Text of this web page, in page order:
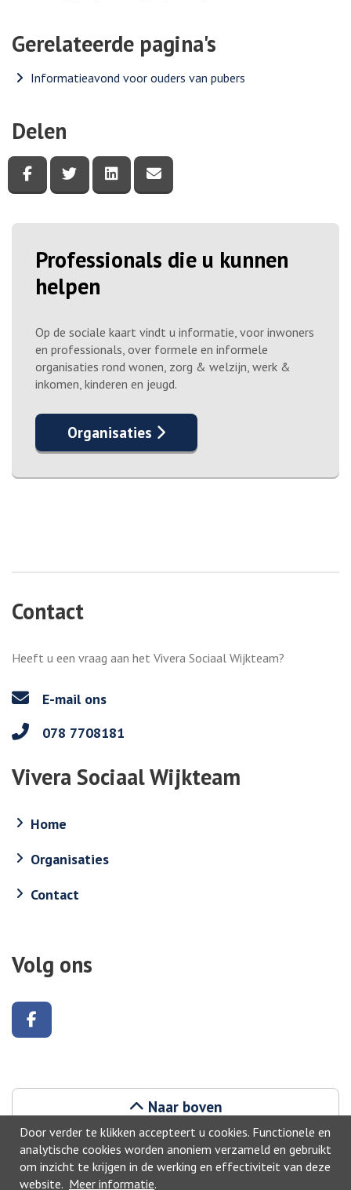
Door verder te klikken accepteert u cookies. Functionele en
analytische cookies worden anoniem verzameld en gebruikt
om inzicht te krijgen in de werking en effectiviteit van deze
website. Meer informatie.
Gerelateerde pagina's
Informatieavond voor ouders van pubers
Delen
Deel deze pagina via Facebook
Deel deze pagina via Twitter
Deel deze pagina via LinkedIn
Professionals die u kunnen
helpen
Op de sociale kaart vindt u informatie, voor inwoners
en professionals, over formele en informele
organisaties rond wonen, zorg & welzijn, werk &
inkomen, kinderen en jeugd.
Organisaties
Contact
Heeft u een vraag aan het Vivera Sociaal Wijkteam?
E-mail ons
078 7708181
Vivera Sociaal Wijkteam
Home
Organisaties
Contact
Volg ons
Naar boven